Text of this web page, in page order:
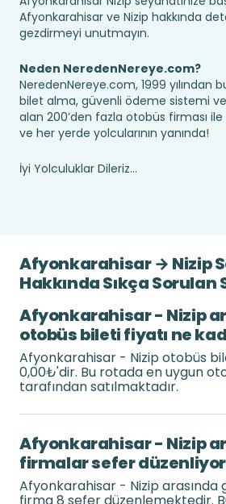
Afyonkarahisar ve Nizip hakkında
gezdirmeyi unutmayın.
Neden NeredenNereye.com?
NeredenNereye.com, 1999 yılından
bilet alma, güvenli ödeme sistemi
alan 200’den fazla otobüs firması
ve her yerde yolcularının yanında!
İyi Yolculuklar Dileriz...
Afyonkarahisar → Nizip
Hakkında Sıkça Sorulan
Afyonkarahisar - Nizip
otobüs bileti fiyatı ne
Afyonkarahisar - Nizip otobüs
0,00₺'dir. Bu rotada en uygun
tarafından satılmaktadır.
Afyonkarahisar - Nizip
firmalar sefer
Afyonkarahisar - Nizip